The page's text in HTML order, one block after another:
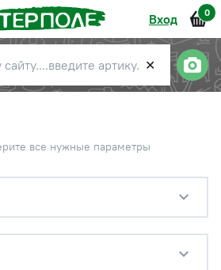
Вход 0
✕
все нужные параметры